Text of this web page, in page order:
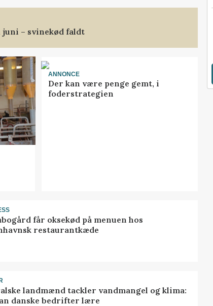
juni – svinekød faldt
ANNONCE
Der kan være penge gemt, i
foderstrategien
får oksekød på menuen hos
restaurantkæde
landmænd tackler vandmangel og klima:
danske bedrifter lære